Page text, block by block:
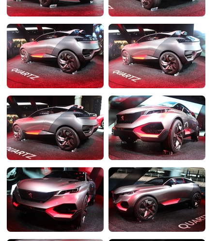
Utilitaires
Flottes
Auto
Services
Forum
Moto
Marques